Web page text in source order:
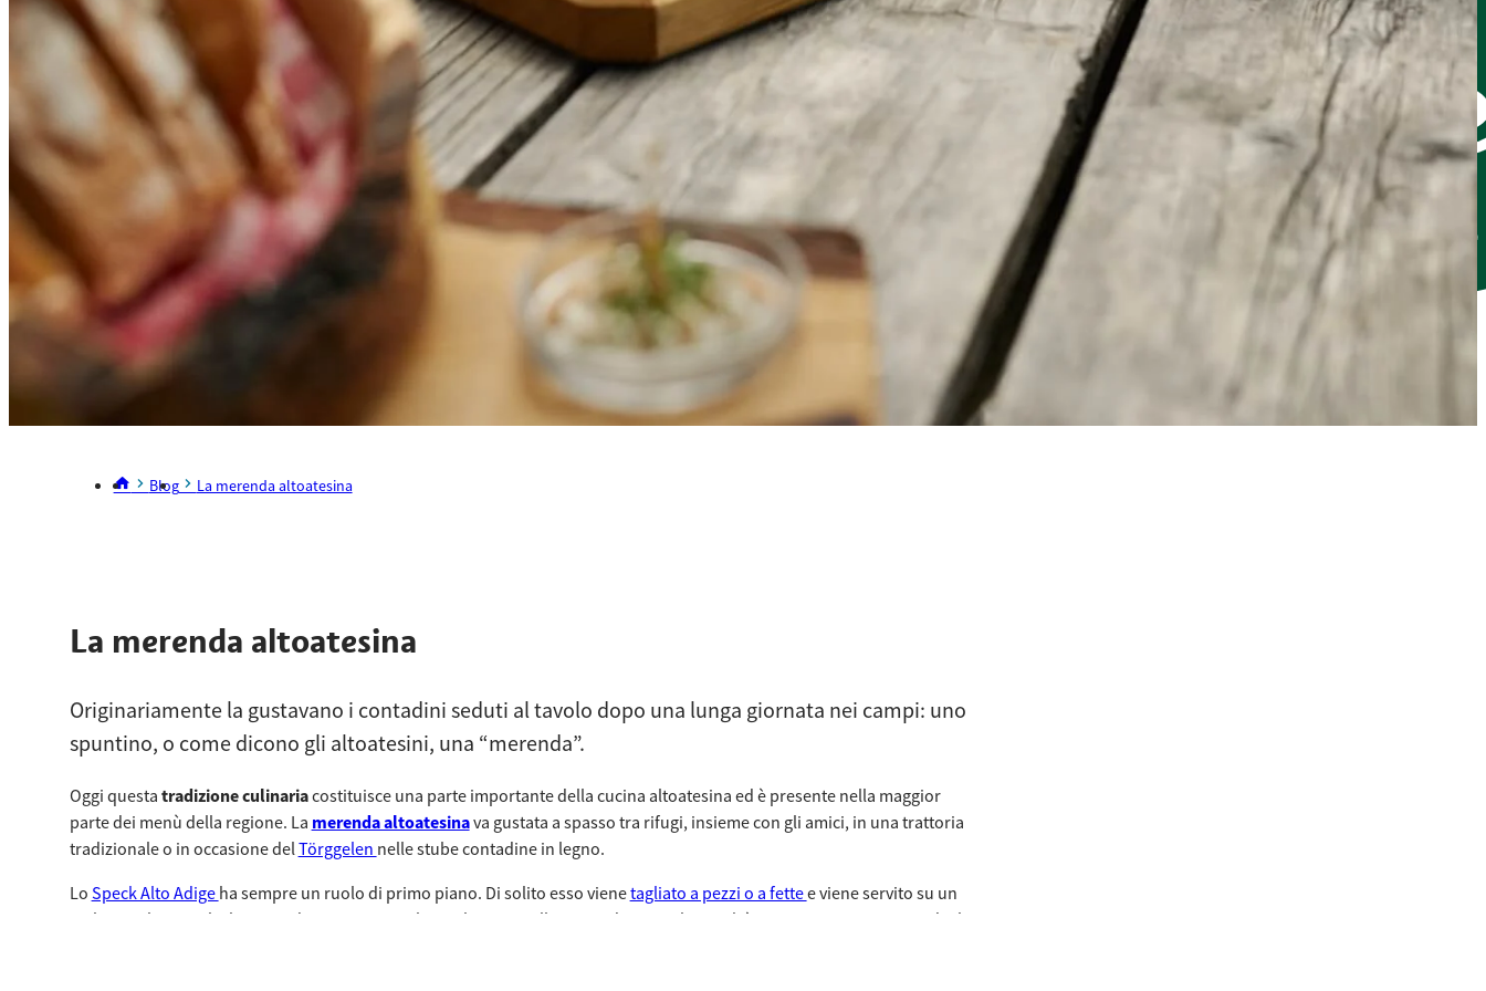
Blog La merenda altoatesina
La merenda altoatesina
Originariamente la gustavano i contadini seduti al tavolo dopo una lunga giornata nei campi: uno
spuntino, o come dicono gli altoatesini, una “merenda”.
Oggi questa tradizione culinariacostituisce una parte importante della cucina altoatesina ed è presente nella maggior
parte dei menù della regione. La merenda altoatesinava gustata a spasso tra rifugi, insieme con gli amici, in una trattoria
tradizionale o in occasione delTörggelen nelle stube contadine in legno.
Lo Speck Alto Adige ha sempre un ruolo di primo piano. Di solito esso vienetagliato a pezzi o a fettee viene servito su un
tagliere in legno. Gli altri ingredienti variano in base al gusto; nella merenda tipica, lo speck è sempre accompagnato dagli